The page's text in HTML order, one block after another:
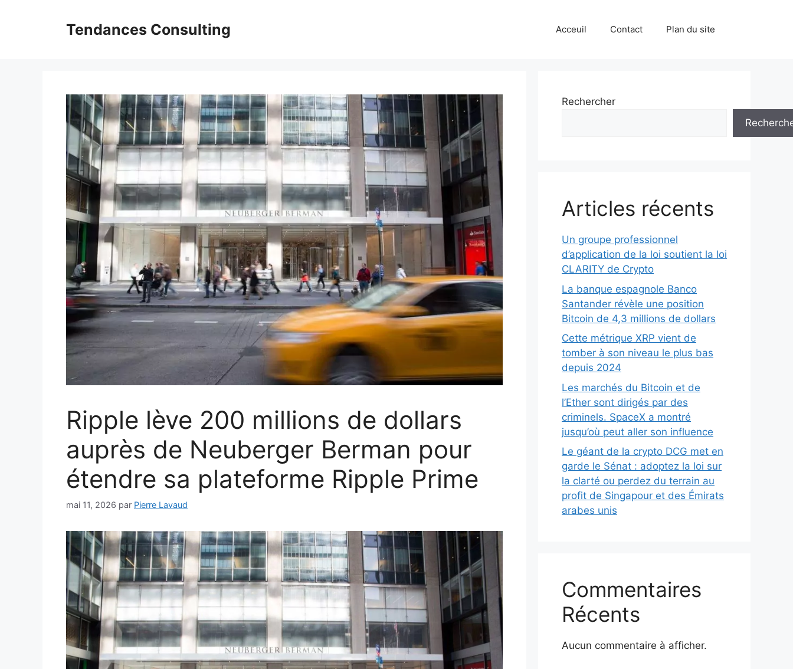
Tendances Consulting Acceuil Contact Plan du site
Ripple lève 200 millions de dollars
auprès de Neuberger Berman pour
étendre sa plateforme Ripple Prime
mai 11, 2026 par Pierre Lavaud
Rechercher
Articles récents
Un groupe professionnel
d’application de la loi soutient la loi
CLARITY de Crypto
La banque espagnole Banco
Santander révèle une position
Bitcoin de 4,3 millions de dollars
Cette métrique XRP vient de
tomber à son niveau le plus bas
depuis 2024
Les marchés du Bitcoin et de
l’Ether sont dirigés par des
criminels. SpaceX a montré
jusqu’où peut aller son influence
Le géant de la crypto DCG met en
garde le Sénat : adoptez la loi sur
la clarté ou perdez du terrain au
profit de Singapour et des Émirats
arabes unis
Commentaires
Récents
Aucun commentaire à afficher.